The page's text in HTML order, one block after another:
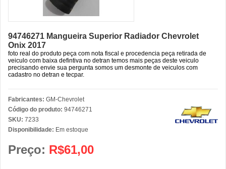
94746271 Mangueira Superior Radiador Chevrolet
Onix 2017
foto real do produto peça com nota fiscal e procedencia peça retirada de
veiculo com baixa defintiva no detran temos mais peças deste veiculo
precisando envie sua pergunta somos um desmonte de veiculos com
cadastro no detran e tecpar.
Fabricantes: GM-Chevrolet
Código do produto: 94746271
SKU: 7233
Disponibilidade: Em estoque
Preço: R$61,00